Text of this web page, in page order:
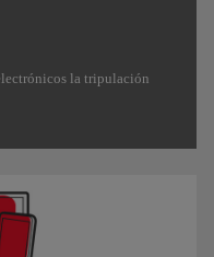
la tripulación